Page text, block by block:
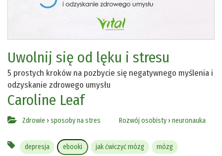
Uwolnij się od lęku i stresu
5 prostych kroków na pozbycie się negatywnego myślenia i
odzyskanie zdrowego umysłu
Caroline Leaf
Zdrowie › sposoby na stres Rozwój osobisty › neuronauka
depresja ebooki jak ćwiczyć mózg mózg